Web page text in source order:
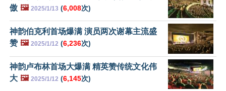
傲 🖼️ 2025/1/13 (6,008次)
神韵伯克利首场爆满 演员两次谢幕主流盛
赞 🖼️ 2025/1/12 (6,236次)
神韵卢布林首场大爆满 精英赞传统文化伟
大 🖼️ 2025/1/12 (6,145次)